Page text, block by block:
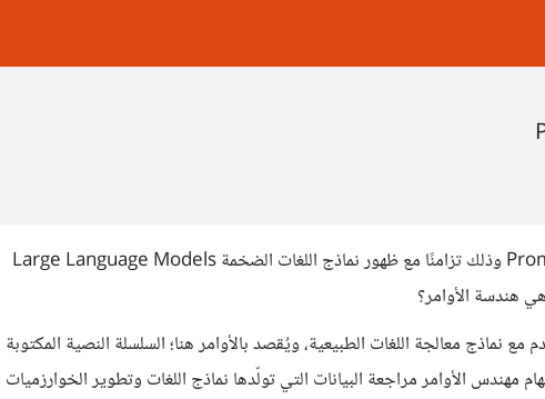
شاع مؤخرًا مصطلح هندسة الأوامر Prompt Engineering وذلك تزامنًا مع ظهور نماذج اللغات الضخمة Large Language Models
نماذج معالجة اللغات الطبيعية، ويُقصد بالأوامر هنا؛ السلسلة النصية المكتوبة
الأوامر مراجعة البيانات التي تولّدها نماذج اللغات وتطوير الخوارزميات